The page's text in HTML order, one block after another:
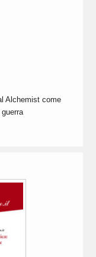
Alchemist come